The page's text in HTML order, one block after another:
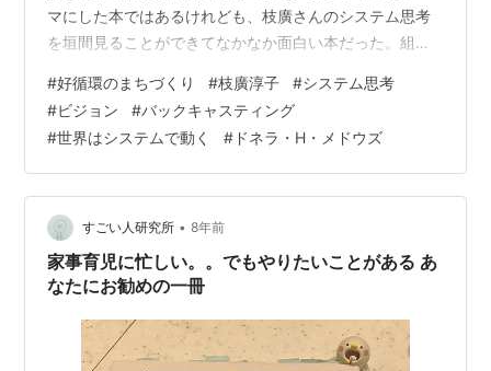
マにした本ではあるけれども、枝廣さんのシステム思考
を垣間見ることができてなかなか面白い本だった。組織
ちづくりにおいて大事なものは、その一つは共通のビジ
ョンをつくるということ。そしてシステム思考(つながり
をたどって現状の構造を理解する）で、つながりの好循
環を考える。悪循環を断って、好循環を強めるためのプ
ロジェクトを考えて実行する。 ビジョンづくりをホッ
プ、システム思考でのつながり…
#好循環のまちづくり #枝廣淳子 #システム思考
#ビジョン #バックキャスティング
#世界はシステムで動く # ドネラ・H・メドウズ
すごい人研究所 • 8年前
家事育児に忙しい。。でもやりたいことがある あ
なたにお勧めの一冊